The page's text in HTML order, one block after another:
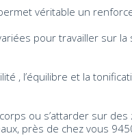
véritable un
pour travailler sur
, l’équilibre et la
ou s’attarder sur
près de chez vous